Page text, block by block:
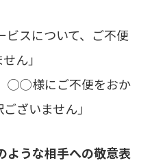
ビスについて、ご不便
ん」
◯◯様にご不便をおか
ざいません」
ような相手への敬意表